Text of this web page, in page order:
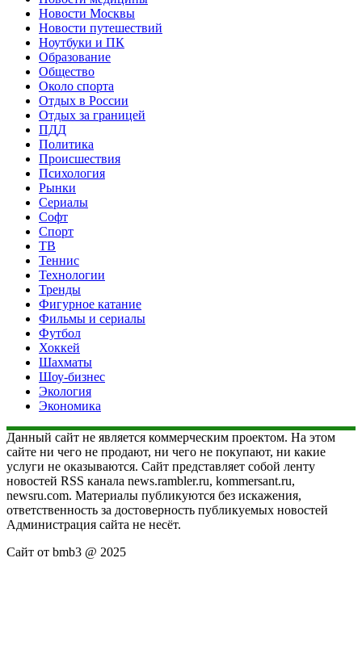
Новости Москвы
Новости путешествий
Ноутбуки и ПК
Образование
Общество
Около спорта
Отдых в России
Отдых за границей
ПДД
Политика
Происшествия
Психология
Рынки
Сериалы
Софт
Спорт
ТВ
Теннис
Технологии
Тренды
Фигурное катание
Фильмы и сериалы
Футбол
Хоккей
Шахматы
Шоу-бизнес
Экология
Экономика
Данный сайт не является коммерческим проектом. На этом
сайте ни чего не продают, ни чего не покупают, ни какие
услуги не оказываются. Сайт представляет собой ленту
новостей RSS канала news.rambler.ru, kommersant.ru,
newsru.com. Материалы публикуются без искажения,
ответственность за достоверность публикуемых новостей
Администрация сайта не несёт.
Сайт от bmb3 @ 2025